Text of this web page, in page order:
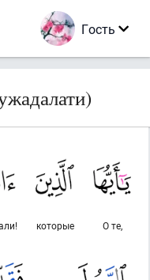
Гость
О те,
которые